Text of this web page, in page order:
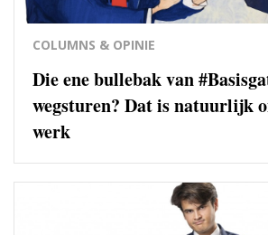
COLUMNS & OPINIE
Die ene bullebak van
wegsturen? Dat is natuurlijk
werk